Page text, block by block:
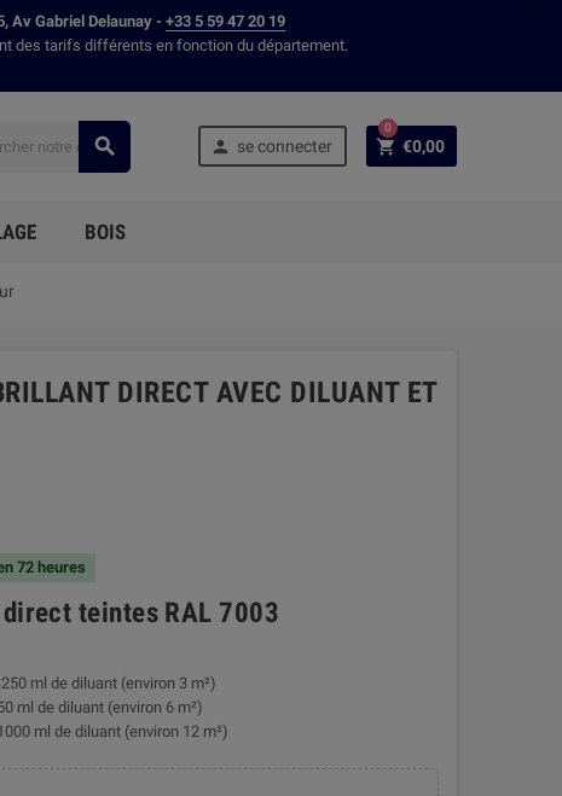
Av Gabriel Delaunay -+33 5 59 47 20 19
des tarifs différents en fonction du département.
  se connecter  €0,00
0
BOIS
DIRECT AVEC DILUANT ET
72 heures
teintes RAL 7003
ml de diluant (environ 3 m²)
ml de diluant (environ 6 m²)
ml de diluant (environ 12 m²)